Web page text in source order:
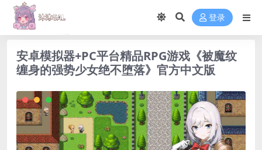
登录
安卓模拟器+PC平台精品RPG游戏《被魔纹
缠身的强势少女绝不堕落》官方中文版